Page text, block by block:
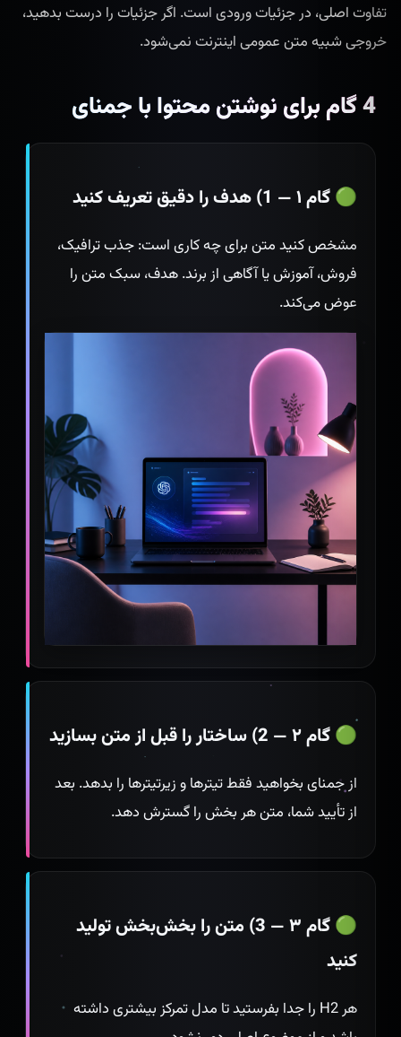
تفاوت اصلی، در جزئیات ورودی است. اگر جزئیات را درست بدهید،
خروجی شبیه متن عمومی اینترنت نمی‌شود.
4 گام برای نوشتن محتوا با جمنای
🟢 گام ۱ — 1) هدف را دقیق تعریف کنید
مشخص کنید متن برای چه کاری است: جذب ترافیک،
فروش، آموزش یا آگاهی از برند. هدف، سبک متن را
عوض می‌کند.
🟢 گام ۲ — 2) ساختار را قبل از متن بسازید
از جمنای بخواهید فقط تیترها و زیرتیترها را بدهد. بعد
از تأیید شما، متن هر بخش را گسترش دهد.
🟢 گام ۳ — 3) متن را بخش‌بخش تولید
کنید
هر H2 را جدا بفرستید تا مدل تمرکز بیشتری داشته